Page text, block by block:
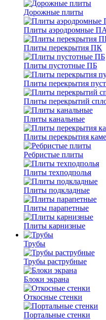
Дорожные плиты
Плиты аэродромные
Плиты перекрытия ПК
Плиты пустотные ПБ
Плиты перекрытия
Плиты перекрытий
Плиты канальные
Плиты перекрытия
Ребристые плиты
Плиты техподполья
Плиты подкладные
Плиты парапетные
Плиты карнизные
Трубы
Трубы раструбные
Блоки экрана
Откосные стенки
Портальные стенки